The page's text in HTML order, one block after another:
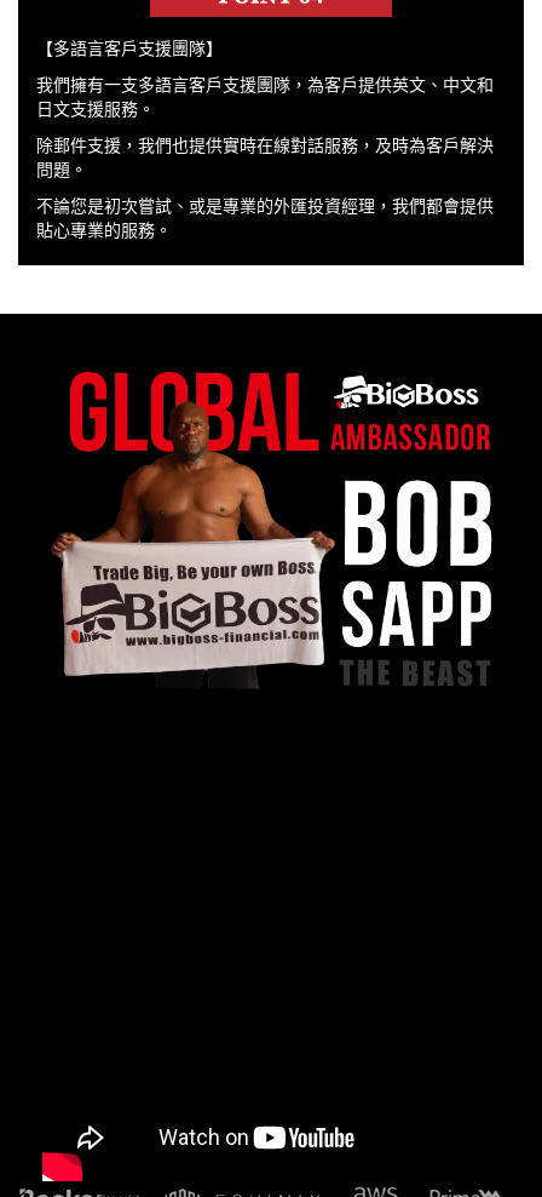
【多語言客戶支援團隊】
我們擁有一支多語言客戶支援團隊，為客戶提供英文、中文和
日文支援服務。
除郵件支援，我們也提供實時在線對話服務，及時為客戶解決
問題。
不論您是初次嘗試、或是專業的外匯投資經理，我們都會提供
貼心專業的服務。